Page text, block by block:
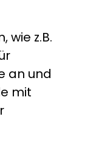
wie z.B.
an und
mit